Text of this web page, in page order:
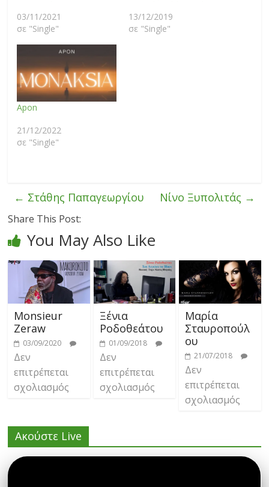
03/11/2021
σε "Single"
13/12/2019
σε "Single"
Apon
21/12/2022
σε "Single"
← Στάθης Παπαγεωργίου Νίνο Ξυπολιτάς →
Share This Post:
You May Also Like
Monsieur
Zeraw
03/09/2020
Δεν
επιτρέπεται
σχολιασμός
Ξένια
Ροδοθεάτου
01/09/2018
Δεν
επιτρέπεται
σχολιασμός
Μαρία
Σταυροπούλ
ου
21/07/2018
Δεν
επιτρέπεται
σχολιασμός
Ακούστε Live